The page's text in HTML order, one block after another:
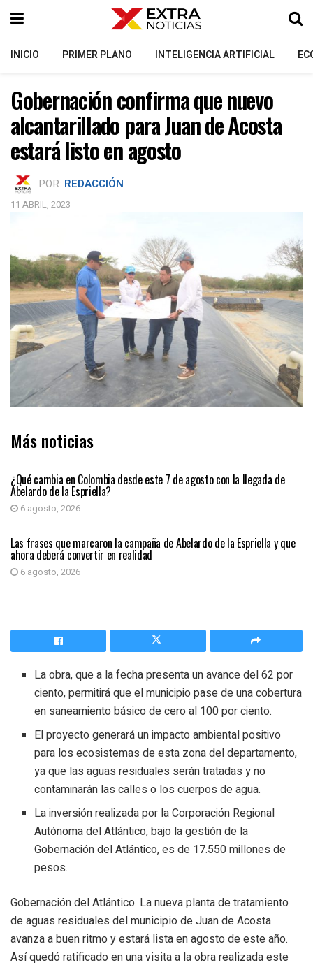
INICIO PRIMER PLANO INTELIGENCIA ARTIFICIAL
Gobernación confirma que nuevo
alcantarillado para Juan de Acosta
estará listo en agosto
POR: REDACCIÓN
11 ABRIL, 2023
Más noticias
¿Qué cambia en Colombia desde este 7 de agosto con la llegada de
Abelardo de la Espriella?
6 agosto, 2026
PRIMER PLANO
Las frases que marcaron la campaña de Abelardo de la Espriella y que
ahora deberá convertir en realidad
6 agosto, 2026
La obra, que a la fecha presenta un avance del 62 por
ciento, permitirá que el municipio pase de una cobertura
en saneamiento básico de cero al 100 por ciento.
El proyecto generará un impacto ambiental positivo
para los ecosistemas de esta zona del departamento,
ya que las aguas residuales serán tratadas y no
contaminarán las calles o los cuerpos de agua.
La inversión realizada por la Corporación Regional
Autónoma del Atlántico, bajo la gestión de la
Gobernación del Atlántico, es de 17.550 millones de
pesos.
Gobernación del Atlántico. La nueva planta de tratamiento
de aguas residuales del municipio de Juan de Acosta
avanza a buen ritmo y estará lista en agosto de este año.
Así quedó ratificado en una visita a la obra realizada este